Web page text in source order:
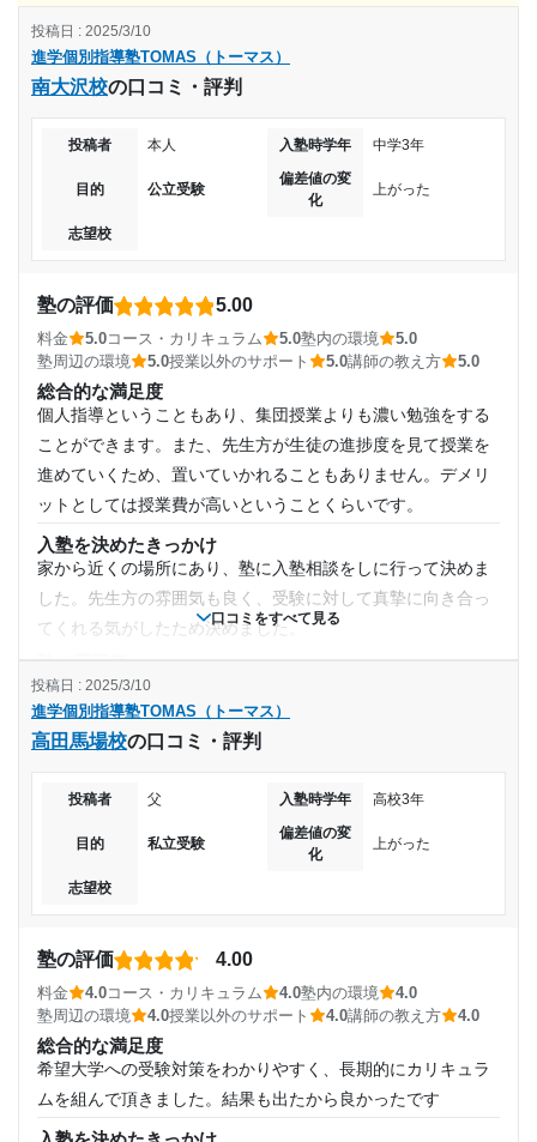
目的の達成理由
通塾目的であった小学校から高校への内部進学と慶應義
第一志望校：
進学個別指導塾TOMAS（トーマス） 成増校の口コミをもっと見る
2019年6月〜2020年3月(10ヶ月)
入塾時の学年
受講コース
通年
通塾頻度
週1日
1日あたりの授業時間
1時間～2時間未満
月額料金
10,001円〜20,000円
目的の達成度
未達成
目的の達成理由
学力に伸び悩み、その時に教えてくれていた先生は良か
けてプレッシャーに感じた。
志望校と合格状況
---
進学個別指導塾TOMAS（トーマス） 北浦和校の口コミをもっと見る
コースなどは特になかった。講師によって教え方、進め方が
違うのでそこ時分で選ぶというスタイルであった。
講師の教え方
ず受験期で追い詰められていたのもあってか、イライラする
ことが多々あった。
空調が常に効いていたのは良かった。しかしながら勉強を教
がたい。
塾周辺の環境
自習室は小学生中学生ばかりで騒がしいので授業のコマ以外
はメインで通っていた四谷学院をずっと使っていた。
授業以外のサポート
(相談・面談、家庭学習のサポート、授業以外のコミュニケーション等)
親身になって聞いてくれていた。悪くはなかった。受験が近
づきます相当不安になっていた時だったのでそう感じたのか
利用詳細
通塾期間
入塾時の学年
高校3年
受講コース
1日あたりの授業時間
口コミをすべて見る
進学個別指導塾TOMAS（トーマス）
南大沢校の口コミ・評判
投稿日 : 2025/3/10
投稿者 本人 入塾時学年 中学3年
目的 公立受験
偏差値の変
化
上がった
志望校
塾の評価 5.00
料金 5.0コース・カリキュラム 5.0塾内の環境
5.0
塾周辺の環境
5.0授業以外のサポート 5.0講師の教え方 5.0
総合的な満足度
個人指導ということもあり、集団授業よりも濃い勉強をする
ことができます。また、先生方が生徒の進捗度を見て授業を
進めていくため、置いていかれることもありません。デメリ
ットとしては授業費が高いということくらいです。
入塾を決めたきっかけ
家から近くの場所にあり、塾に入塾相談をしに行って決めま
した。先生方の雰囲気も良く、受験に対して真摯に向き合っ
てくれる気がしたため決めました。
やや自由
料金
環境などが充実している分、料金に関しては他の集団塾の数
コース・カリキュラム
個別塾ということもあり、生徒一人一人にあったスタイルで
コースが組まれる為、とても満足できます。
講師の教え方
てかれるなどといったことがなく、また、理解できるまで何
塾内の環境
設備に関しては他のどの塾よりも綺麗で充実していると思い
ます。自由にのびのびと勉強することができます。
塾周辺の環境
進学個別指導塾TOMAS（トーマス）
高田馬場校の口コミ・評判
投稿日 : 2025/3/10
投稿者 父 入塾時学年 高校3年
目的 私立受験
偏差値の変
化
上がった
志望校
塾の評価 4.00
料金 4.0コース・カリキュラム 4.0塾内の環境
4.0
塾周辺の環境
4.0授業以外のサポート 4.0講師の教え方 4.0
総合的な満足度
希望大学への受験対策をわかりやすく、長期的にカリキュラ
ムを組んで頂きました。結果も出たから良かったです